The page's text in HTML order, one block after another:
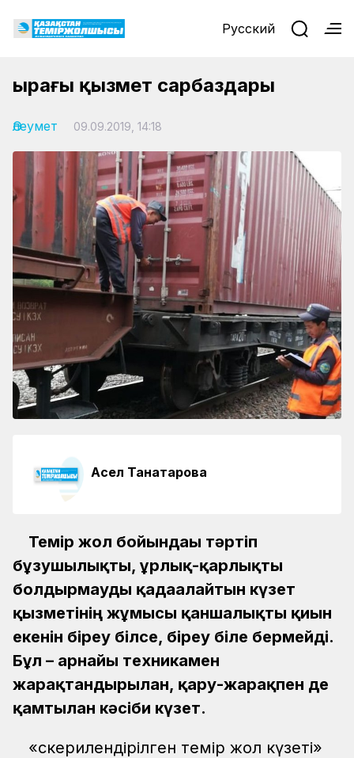
Русский
Қырағы қызмет сарбаздары
Әлеумет 09.09.2019, 14:18
Асел Танатарова
Темір жол бойындағы тәртіп
бұзушылықты, ұрлық-қарлықты
болдырмауды қадағалайтын күзет
қызметінің жұмысы қаншалықты қиын
екенін біреу білсе, біреу біле бермейді.
Бұл – арнайы техникамен
жарақтандырылған, қару-жарақпен де
қамтылған кәсіби күзет.
«Әскерилендірілген темір жол күзеті»